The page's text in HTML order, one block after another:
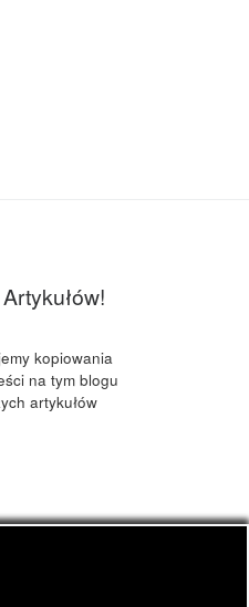
kopiowania
na tym blogu
artykułów